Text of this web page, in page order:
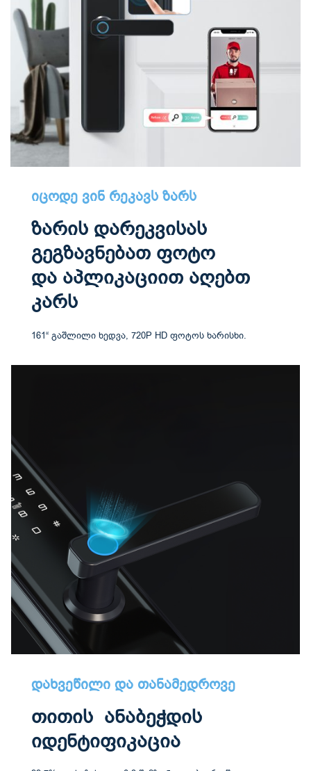
იცოდე ვინ რეკავს ზარს
ზარის დარეკვისას
გეგზავნებათ ფოტო
და აპლიკაციით აღებთ
კარს
161“ გაშლილი ხედვა, 720P HD ფოტოს ხარისხი.
დახვეწილი და თანამედროვე
თითის ანაბეჭდის
იდენტიფიკაცია